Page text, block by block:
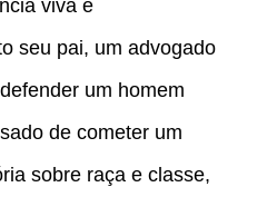
viva e
seu pai, um advogado
um homem
de cometer um
sobre raça e classe,